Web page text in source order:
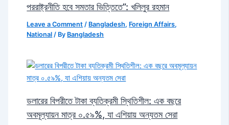
পররাষ্ট্রনীতি হবে সমতার ভিত্তিতে”: খলিলুর রহমান
Leave a Comment / Bangladesh, Foreign Affairs,
National / By Bangladesh
ডলারের বিপরীতে টাকা ব্যতিক্রমী স্থিতিশীল: এক বছরে
অবমূল্যায়ন মাত্র ০.৫৯%, যা এশিয়ায় অন্যতম সেরা